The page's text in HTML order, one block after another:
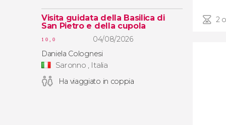
Visita guidata della Basilica di
San Pietro e della cupola
10,0
04/08/2026
Daniela Colognesi
Saronno , Italia
Ha viaggiato in coppia
2